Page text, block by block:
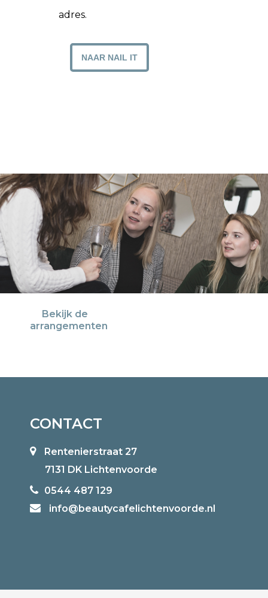
adres.
NAAR NAIL IT
Bekijk de
arrangementen
CONTACT
Rentenierstraat 27
7131 DK Lichtenvoorde
0544 487 129
info@beautycafelichtenvoorde.nl‌